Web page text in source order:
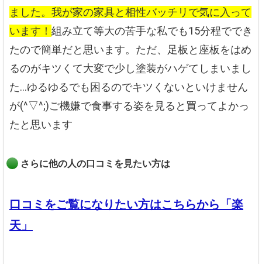
ました。我が家の家具と相性バッチリで気に入って
います！ 組み立て等大の苦手な私でも15分程ででき
たので簡単だと思います。ただ、足板と座板をはめ
るのがキツくて大変で少し塗装がハゲてしまいまし
た…ゆるゆるでも困るのでキツくないといけません
が(^▽^;)ご機嫌で食事する姿を見ると買ってよかっ
たと思います
さらに他の人の口コミを見たい方は
口コミをご覧になりたい方はこちらから「楽
天」